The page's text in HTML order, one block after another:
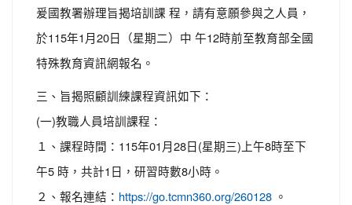
爰國教署辦理旨揭培訓課 程，請有意願參與之人員，
於115年1月20日（星期二）中 午12時前至教育部全國
特殊教育資訊網報名。
三、旨揭照顧訓練課程資訊如下：
(一)教職人員培訓課程：
１、課程時間：115年01月28日(星期三)上午8時至下
午5 時，共計1日，研習時數8小時。
２、報名連結： https://go.tcmn360.org/260128 。